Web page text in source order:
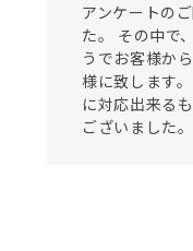
アンケートの
た。 その中で
うでお客様か
様に致します
に対応出来る
ございました。